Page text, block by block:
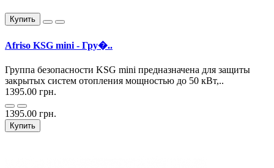
Купить
Afriso KSG mini - Гру�..
Группа безопасности KSG mini предназначена для защиты
закрытых систем отопления мощностью до 50 кВт,..
1395.00 грн.
1395.00 грн.
Купить